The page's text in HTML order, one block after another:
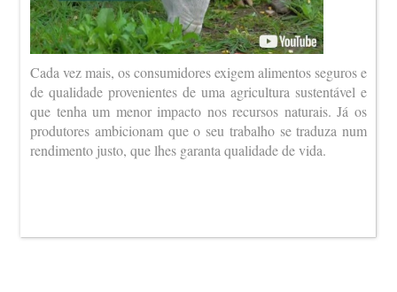
Cada vez mais, os consumidores exigem alimentos seguros e
de qualidade provenientes de uma agricultura sustentável e
que tenha um menor impacto nos recursos naturais. Já os
produtores ambicionam que o seu trabalho se traduza num
rendimento justo, que lhes garanta qualidade de vida.